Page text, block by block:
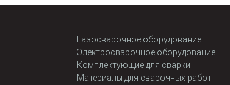
Газосварочное оборудование
Электросварочное оборудование
Комплектующие для сварки
Материалы для сварочных работ